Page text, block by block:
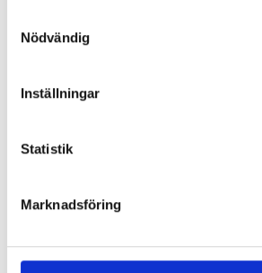
Nödvändig
Inställningar
Statistik
Marknadsföring
Flippade sagor - Spök-
165 kr